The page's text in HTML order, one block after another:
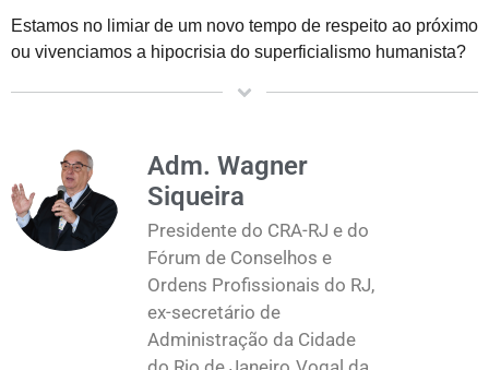
Estamos no limiar de um novo tempo de respeito ao próximo
ou vivenciamos a hipocrisia do superficialismo humanista?
Adm. Wagner
Siqueira
Presidente do CRA-RJ e do
Fórum de Conselhos e
Ordens Profissionais do RJ,
ex-secretário de
Administração da Cidade